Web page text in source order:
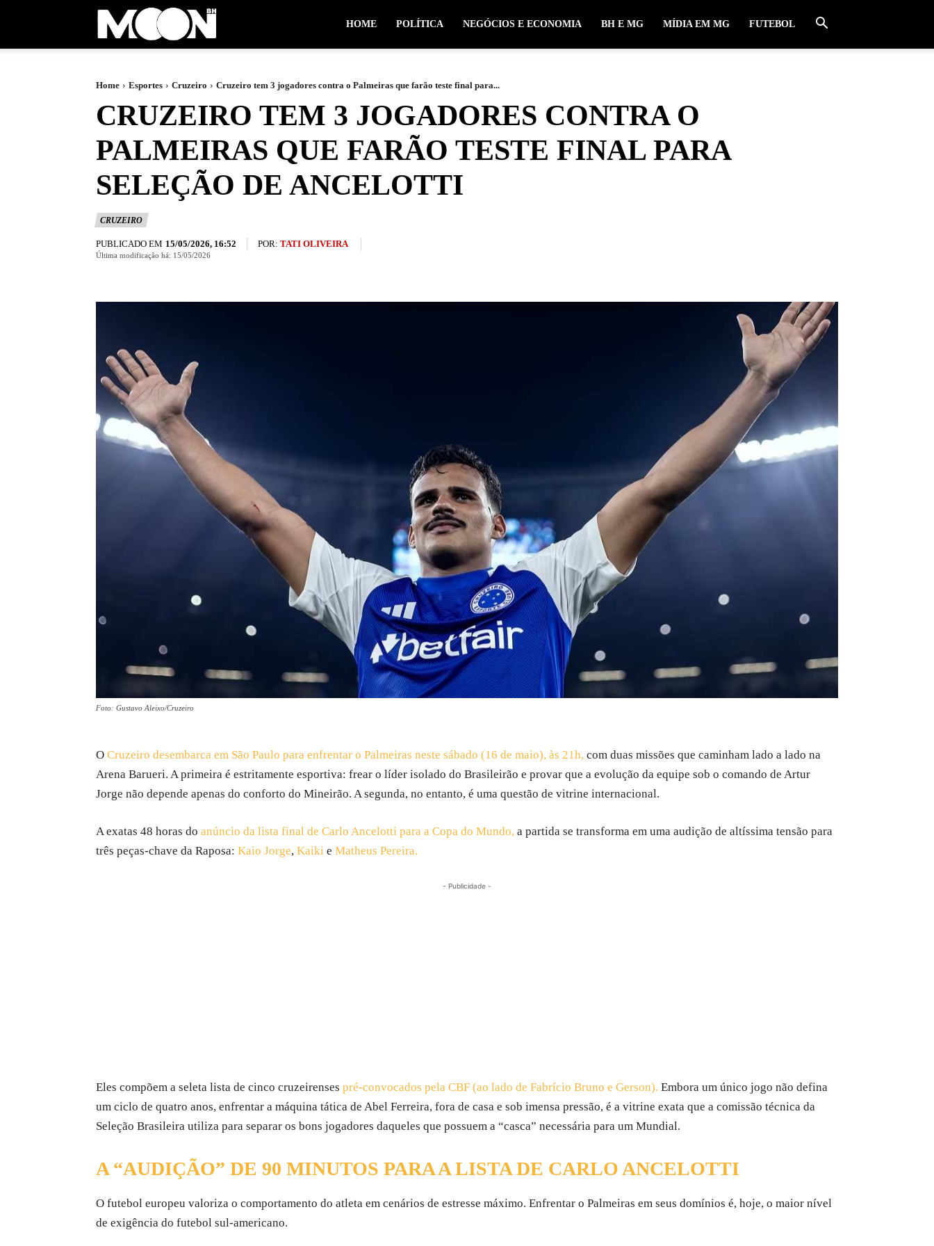
HOME POLÍTICA NEGÓCIOS E ECONOMIA BH E MG MÍDIA EM MG FUTEBOL
Home Esportes Cruzeiro Cruzeiro tem 3 jogadores contra o Palmeiras que farão teste final para...
CRUZEIRO TEM 3 JOGADORES CONTRA O
PALMEIRAS QUE FARÃO TESTE FINAL PARA
SELEÇÃO DE ANCELOTTI
CRUZEIRO
PUBLICADO EM 15/05/2026, 16:52 POR: TATI OLIVEIRA
Última modificação há: 15/05/2026
Foto: Gustavo Aleixo/Cruzeiro
O Cruzeiro desembarca em São Paulo para enfrentar o Palmeiras neste sábado (16 de maio), às 21h, com duas missões que caminham lado a lado na
Arena Barueri. A primeira é estritamente esportiva: frear o líder isolado do Brasileirão e provar que a evolução da equipe sob o comando de Artur
Jorge não depende apenas do conforto do Mineirão. A segunda, no entanto, é uma questão de vitrine internacional.
A exatas 48 horas do anúncio da lista final de Carlo Ancelotti para a Copa do Mundo, a partida se transforma em uma audição de altíssima tensão para
três peças-chave da Raposa: Kaio Jorge, Kaiki e Matheus Pereira.
- Publicidade -
Eles compõem a seleta lista de cinco cruzeirenses pré-convocados pela CBF (ao lado de Fabrício Bruno e Gerson). Embora um único jogo não defina
um ciclo de quatro anos, enfrentar a máquina tática de Abel Ferreira, fora de casa e sob imensa pressão, é a vitrine exata que a comissão técnica da
Seleção Brasileira utiliza para separar os bons jogadores daqueles que possuem a “casca” necessária para um Mundial.
A “AUDIÇÃO” DE 90 MINUTOS PARA A LISTA DE CARLO ANCELOTTI
O futebol europeu valoriza o comportamento do atleta em cenários de estresse máximo. Enfrentar o Palmeiras em seus domínios é, hoje, o maior nível
de exigência do futebol sul-americano.